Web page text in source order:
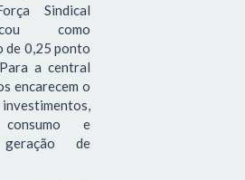
Sindical
como
de 0,25 ponto
a central
encarecem o
e
de